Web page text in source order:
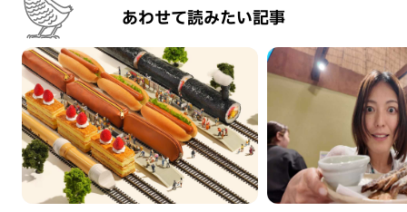
あわせて読みたい記事